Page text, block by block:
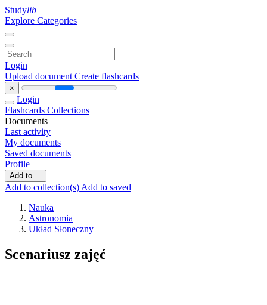
Studylib
Explore Categories
Login
Upload document Create flashcards
×
Login
Flashcards Collections
Documents
Last activity
My documents
Saved documents
Profile
Add to ...
Add to collection(s) Add to saved
Nauka
Astronomia
Układ Słoneczny
Scenariusz zajęć